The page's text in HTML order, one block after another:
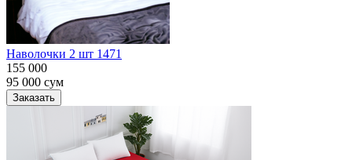
Наволочки 2 шт 1471
155 000
95 000 сум
Заказать